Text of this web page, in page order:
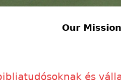
Our Mission
our community tartalommal
és